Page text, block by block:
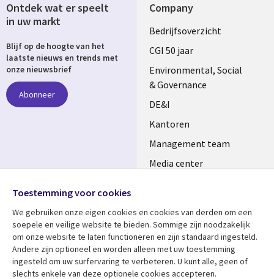
Company
Useful
links
NETHERLANDS
Bedrijfsoverzicht
CGI 50 jaar
Environmental, Social
& Governance
DE&I
Kantoren
Management team
Media center
Bekijk meer Support
Ontdek wat er speelt
in uw markt
Blijf op de hoogte van het
laatste nieuws en trends met
onze nieuwsbrief
Abonneer
Media
NETHERLANDS
Toestemming voor cookies
We gebruiken onze eigen cookies en cookies van derden om een ​​
soepele en veilige website te bieden. Sommige zijn noodzakelijk
om onze website te laten functioneren en zijn standaard ingesteld.
Andere zijn optioneel en worden alleen met uw toestemming
ingesteld om uw surfervaring te verbeteren. U kunt alle, geen of
slechts enkele van deze optionele cookies accepteren.